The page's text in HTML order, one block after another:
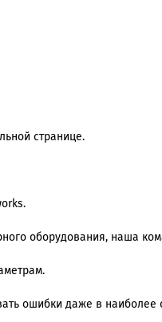
странице.
оборудования, наша
ошибки даже в наиболее